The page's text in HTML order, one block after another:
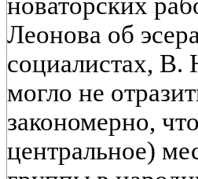
новаторских
Леонова об
социалистах, В.
могло не
закономерно,
центральное)